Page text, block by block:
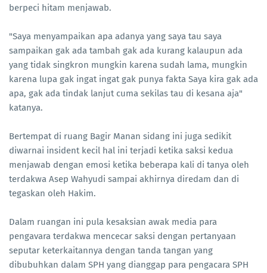
berpeci hitam menjawab.
"Saya menyampaikan apa adanya yang saya tau saya
sampaikan gak ada tambah gak ada kurang kalaupun ada
yang tidak singkron mungkin karena sudah lama, mungkin
karena lupa gak ingat ingat gak punya fakta Saya kira gak ada
apa, gak ada tindak lanjut cuma sekilas tau di kesana aja"
katanya.
Bertempat di ruang Bagir Manan sidang ini juga sedikit
diwarnai insident kecil hal ini terjadi ketika saksi kedua
menjawab dengan emosi ketika beberapa kali di tanya oleh
terdakwa Asep Wahyudi sampai akhirnya diredam dan di
tegaskan oleh Hakim.
Dalam ruangan ini pula kesaksian awak media para
pengavara terdakwa mencecar saksi dengan pertanyaan
seputar keterkaitannya dengan tanda tangan yang
dibubuhkan dalam SPH yang dianggap para pengacara SPH